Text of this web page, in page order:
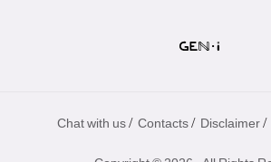
Chat with us / Contacts / Disclaimer /